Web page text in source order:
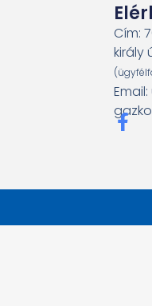
Cím:
király